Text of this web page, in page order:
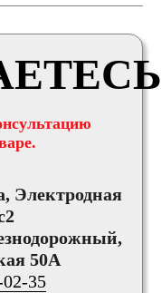
Электродная
50А
35